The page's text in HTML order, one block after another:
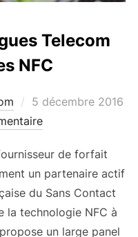
Telecom
NFC
Publié
le
5 décembre 2016
de forfait
un partenaire actif
du Sans Contact
la technologie NFC à
un large panel